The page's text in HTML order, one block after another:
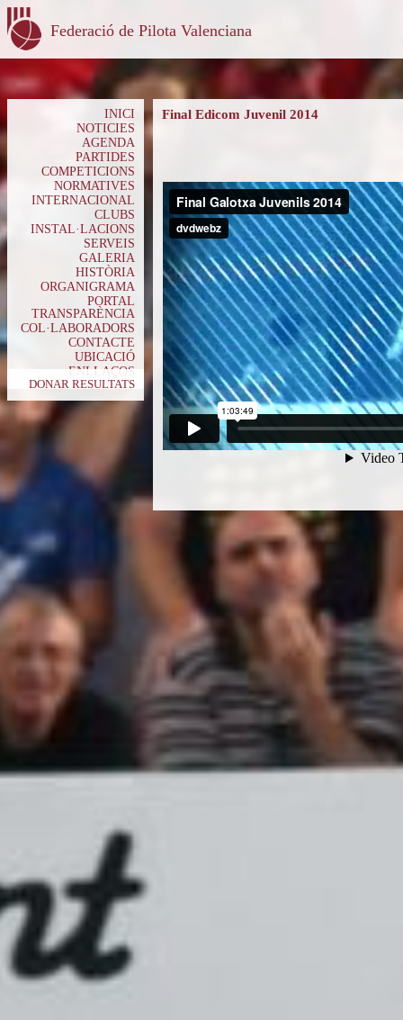
Federació de Pilota Valenciana
INICI
NOTICIES
AGENDA
PARTIDES
COMPETICIONS
NORMATIVES
INTERNACIONAL
CLUBS
INSTAL·LACIONS
SERVEIS
GALERIA
HISTÒRIA
ORGANIGRAMA
PORTAL
TRANSPARÈNCIA
COL·LABORADORS
CONTACTE
UBICACIÓ
ENLLAÇOS
DONAR RESULTATS
Final Edicom Juvenil 2014